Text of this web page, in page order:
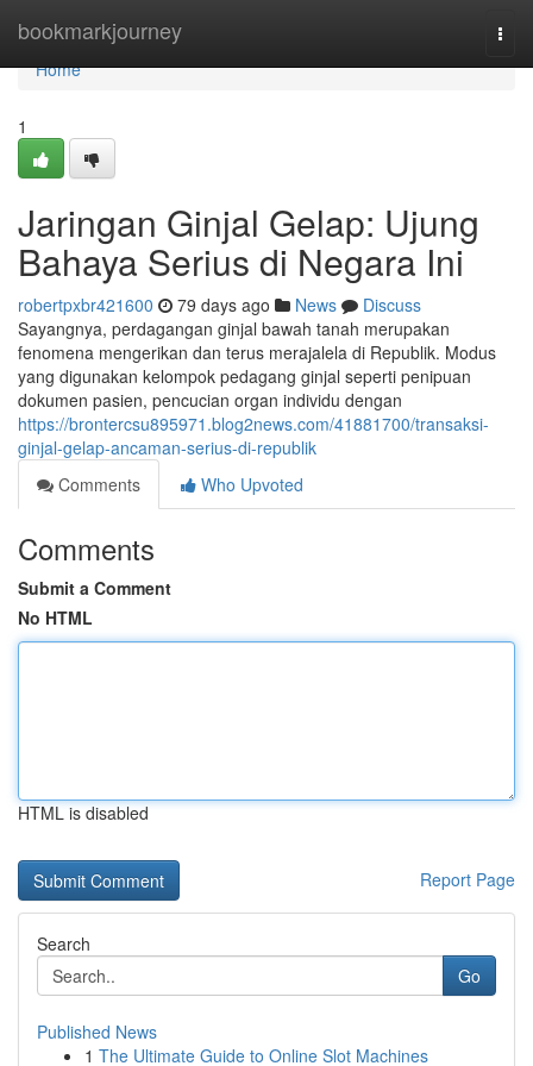
bookmarkjourney
Home
Home
1
Jaringan Ginjal Gelap: Ujung
Bahaya Serius di Negara Ini
robertpxbr421600 79 days ago News
Discuss
Sayangnya, perdagangan ginjal bawah tanah merupakan
fenomena mengerikan dan terus merajalela di Republik. Modus
yang digunakan kelompok pedagang ginjal seperti penipuan
dokumen pasien, pencucian organ individu dengan
https://brontercsu895971.blog2news.com/41881700/transaksi-
ginjal-gelap-ancaman-serius-di-republik
Comments
Who Upvoted
Comments
Submit a Comment
No HTML
HTML is disabled
Report Page
Search
Go
Published News
1 The Ultimate Guide to Online Slot Machines